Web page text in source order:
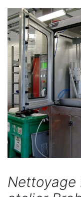
Nettoyage